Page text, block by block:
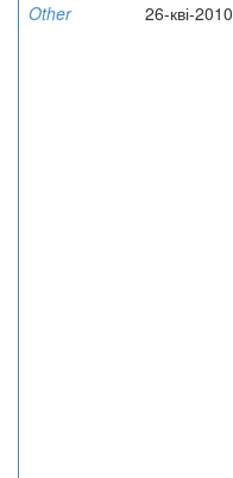
Other 26-кві-2010